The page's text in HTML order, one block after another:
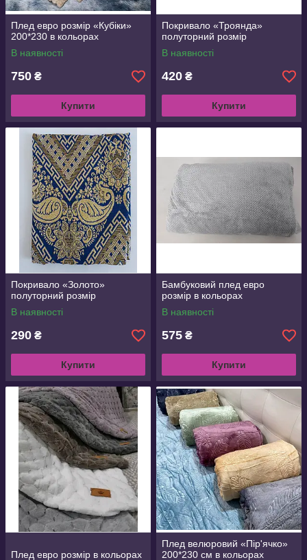
Плед евро розмір «Кубіки»
200*230 в кольорах
В наявності
750 ₴
Купити
Покривало «Троянда»
полуторний розмір
В наявності
420 ₴
Купити
Покривало «Золото»
полуторний розмір
В наявності
290 ₴
Купити
Бамбуковий плед евро
розмір в кольорах
В наявності
575 ₴
Купити
Плед евро розмір в кольорах
Плед велюровий «Пір'ячко»
200*230 см в кольорах